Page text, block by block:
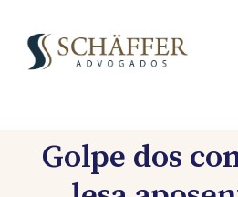
para
conteúdo
Golpe dos